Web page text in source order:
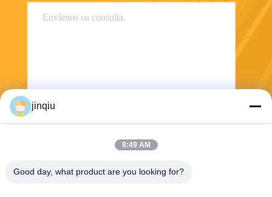
Envío
jinqiu
8:49 AM
Good day, what product are you looking for?